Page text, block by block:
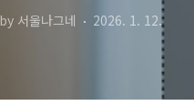
by 서울나그네 2026. 1. 12.